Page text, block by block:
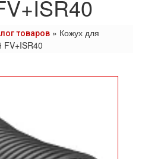
товаров » Кожух для
FV+ISR40